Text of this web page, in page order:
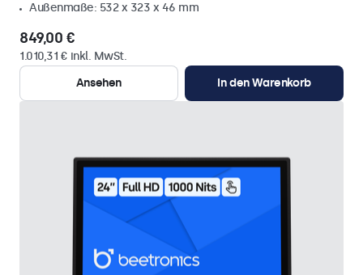
Außenmaße: 532 x 323 x 46 mm
849,00 €
1.010,31 € inkl. MwSt.
Ansehen
In den Warenkorb